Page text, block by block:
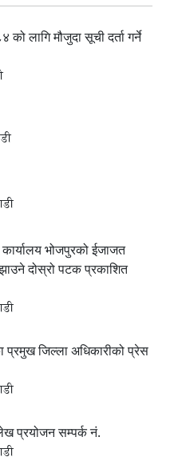
लागि मौजुदा सूची दर्ता गर्ने
भोजपुरको ईजाजत
दोस्रो पटक प्रकाशित
प्रमुख जिल्ला अधिकारीको प्रेस
प्रयोजन सम्पर्क नं.